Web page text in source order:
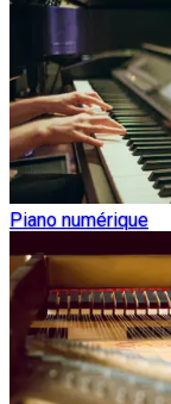
Piano numérique